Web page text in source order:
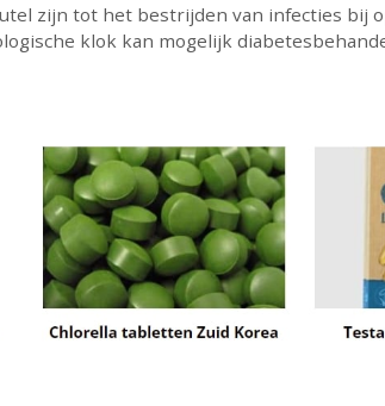
zijn tot het bestrijden van infecties bij
klok kan mogelijk